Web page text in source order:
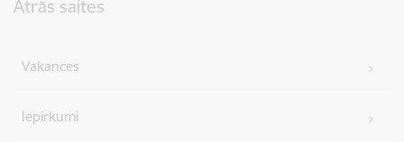
Ātrās saites
Vakances
Iepirkumi